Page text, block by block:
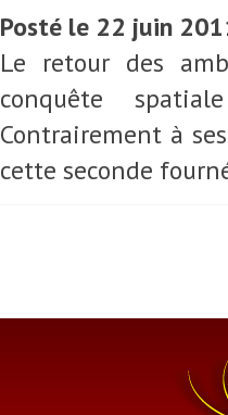
Posté le 22 juin
Le retour des
conquête
Contrairement à
cette seconde